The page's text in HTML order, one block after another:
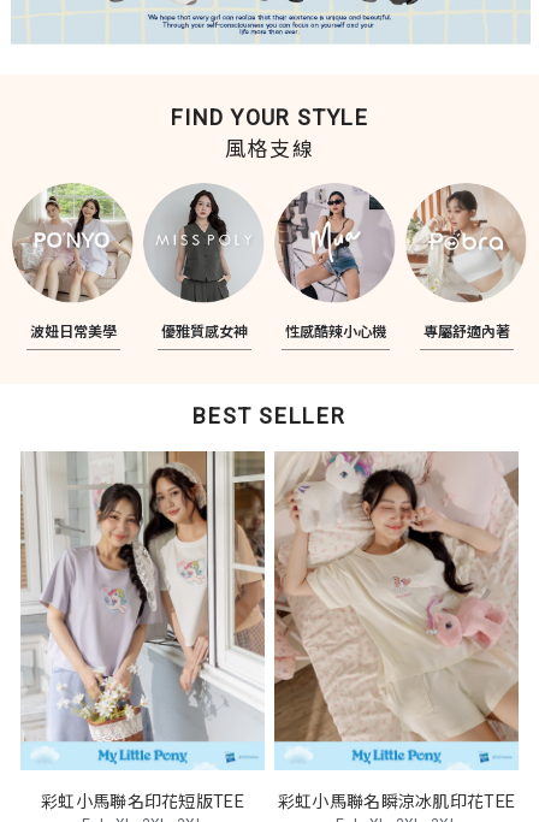
FIND YOUR STYLE
風格支線
波妞日常美學 優雅質感女神 性感酷辣小心機 專屬舒適內著
BEST SELLER
彩虹小馬聯名印花短版TEE 彩虹小馬聯名瞬涼冰肌印花TEE